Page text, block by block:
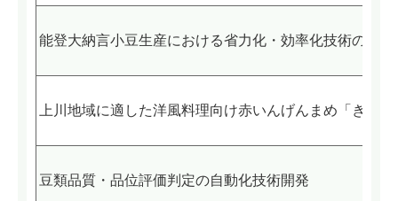
能登大納言小豆生産における省力化・効率化技術の確立
上川地域に適した洋風料理向け赤いんげんまめ「きた
豆類品質・品位評価判定の自動化技術開発